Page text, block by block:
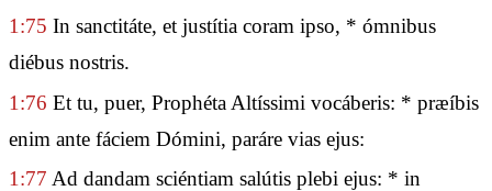
1:75 In sanctitáte, et justítia coram ipso, * ómnibus
diébus nostris.
1:76 Et tu, puer, Prophéta Altíssimi vocáberis: * præíbis
enim ante fáciem Dómini, paráre vias ejus:
1:77 Ad dandam sciéntiam salútis plebi ejus: * in